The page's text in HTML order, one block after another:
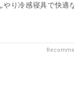
やり冷感寝具で快適